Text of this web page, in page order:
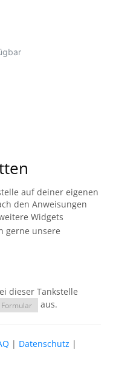
auf deiner eigenen
den Anweisungen
Widgets
gerne unsere
dieser Tankstelle
Formular aus.
| Datenschutz |